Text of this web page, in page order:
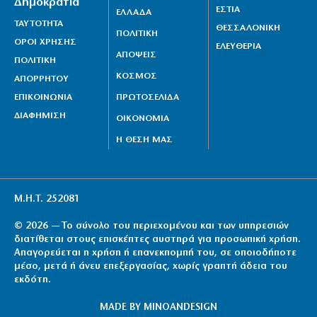
Ηλιόπουλος σε Πήλιο: «Η ανανέωση είναι η απάντηση
Ρωσικό σφυροκόπημα από drones στο Σούμι της
Ουκρανίας (βίντεο)
10|08|2026 | 10:22
ΤΑΥΤΟΤΗΤΑ
ΟΡΟΙ ΧΡΗΣΗΣ
ΠΟΛΙΤΙΚΗ
ΑΠΟΡΡΗΤΟΥ
ΕΠΙΚΟΙΝΩΝΙΑ
ΔΙΑΦΗΜΙΣΗ
ΕΛΛΑΔΑ
ΠΟΛΙΤΙΚΗ
ΑΠΟΨΕΙΣ
ΚΟΣΜΟΣ
ΠΡΩΤΟΣΕΛΙΔΑ
ΟΙΚΟΝΟΜΙΑ
Η ΘΕΣΗ ΜΑΣ
ΕΣΤΙΑ
ΘΕΣΣΑΛΟΝΙΚΗ
ΕΛΕΥΘΕΡΙΑ
Μ.Η.Τ. 252081
© 2026 — Το σύνολο του περιεχομένου και των υπηρεσιών
διατίθεται στους επισκέπτες αυστηρά για προσωπική χρήση.
Απαγορεύεται η χρήση ή επανεκπομπή του, σε οποιοδήποτε
μέσο, μετά ή άνευ επεξεργασίας, χωρίς γραπτή άδεια του
εκδότη.
MADE BY MINOANDESIGN